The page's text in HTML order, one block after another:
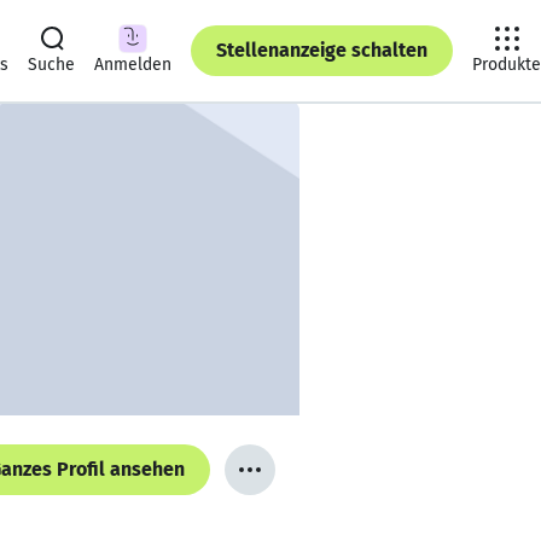
Suche Anmelden
Stellenanzeige schalten
Produkte
Profil ansehen